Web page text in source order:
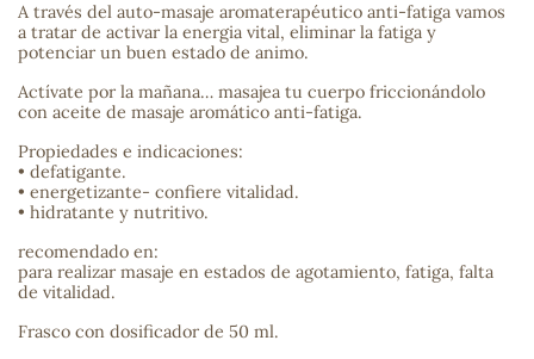
A través del auto-masaje aromaterapéutico anti-fatiga vamos
a tratar de activar la energia vital, eliminar la fatiga y
potenciar un buen estado de animo.
Actívate por la mañana… masajea tu cuerpo friccionándolo
con aceite de masaje aromático anti-fatiga.
Propiedades e indicaciones:
• defatigante.
• energetizante- confiere vitalidad.
• hidratante y nutritivo.
recomendado en:
para realizar masaje en estados de agotamiento, fatiga, falta
de vitalidad.
Frasco con dosificador de 50 ml.